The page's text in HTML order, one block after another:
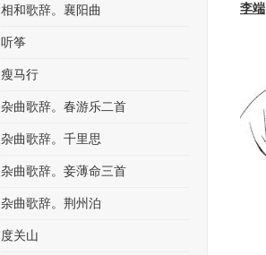
李端
相和歌辞。襄阳曲
听筝
瘦马行
杂曲歌辞。春游乐二首
杂曲歌辞。千里思
杂曲歌辞。妾薄命三首
杂曲歌辞。荆州泊
度关山